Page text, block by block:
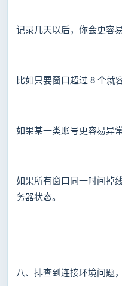
记录几天以后，你会更容
比如只要窗口超过 8 个就
如果某一类账号更容易异
如果所有窗口同一时间掉
务器状态。
八、排查到连接环境问题